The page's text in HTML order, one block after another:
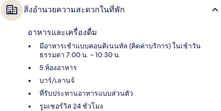
สิ่งอำนวยความสะดวกในที่พัก
อาหารและเครื่องดื่ม
มีอาหารเช้าแบบคอนติเนนทัล (คิดค่าบริการ) ในเช้าวัน
ธรรมดา 7:00 น. – 10:30 น.
5 ห้องอาหาร
บาร์/เลานจ์
ที่รับประทานอาหารแบบส่วนตัว
รูมเซอร์วิส 24 ชั่วโมง